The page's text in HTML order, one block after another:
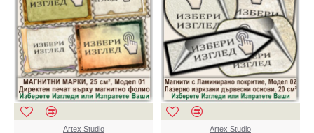
Artex Studio Artex Studio